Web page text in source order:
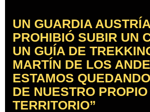
UN GUARDIA
PROHIBIÓ SUBIR UN
UN GUÍA DE
MARTÍN DE LOS
ESTAMOS
DE NUESTRO PROPIO
TERRITORIO”